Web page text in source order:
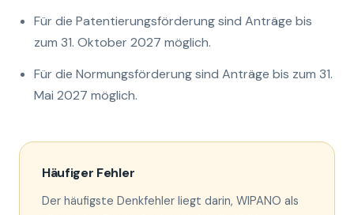
Für die Patentierungsförderung sind Anträge bis
zum 31. Oktober 2027 möglich.
Für die Normungsförderung sind Anträge bis zum 31.
Mai 2027 möglich.
Häufiger Fehler
Der häufigste Denkfehler liegt darin, WIPANO als